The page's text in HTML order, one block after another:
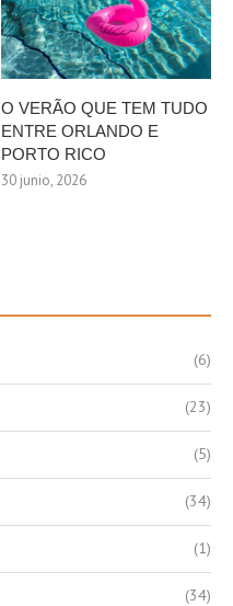
O VERÃO QUE TEM TUDO
ENTRE ORLANDO E
PORTO RICO
30 junio, 2026
(6)
(23)
(5)
(34)
(1)
(34)